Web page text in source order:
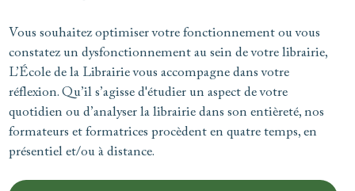
Vous souhaitez optimiser votre fonctionnement ou vous
constatez un dysfonctionnement au sein de votre librairie,
L’École de la Librairie vous accompagne dans votre
réflexion. Qu’il s’agisse d'étudier un aspect de votre
quotidien ou d’analyser la librairie dans son entièreté, nos
formateurs et formatrices procèdent en quatre temps, en
présentiel et/ou à distance.